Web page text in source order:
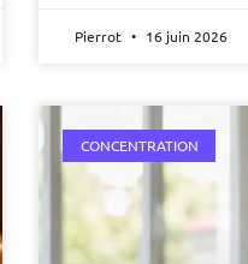
Pierrot 16 juin 2026
CONCENTRATION